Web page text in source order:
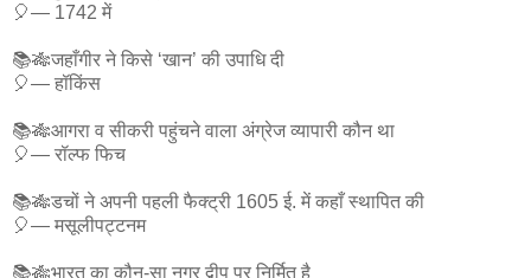
🎈— 1742 में
📚🎋जहाँगीर ने किसे ‘खान’ की उपाधि दी
🎈— हॉकिंस
📚🎋आगरा व सीकरी पहुंचने वाला अंग्रेज व्यापारी कौन था
🎈— रॉल्फ फिच
📚🎋डचों ने अपनी पहली फैक्ट्री 1605 ई. में कहाँ स्थापित की
🎈— मसूलीपट्टनम
📚🎋भारत का कौन-सा नगर द्वीप पर निर्मित है